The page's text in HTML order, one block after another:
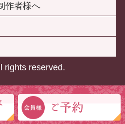
作者様へ
rights reserved.